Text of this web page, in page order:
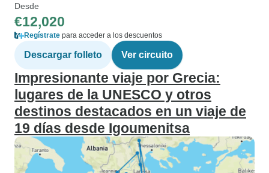
Desde
€12,020
Regístrate para acceder a los descuentos
Descargar folleto Ver circuito
Impresionante viaje por Grecia:
lugares de la UNESCO y otros
destinos destacados en un viaje de
19 días desde Igoumenitsa